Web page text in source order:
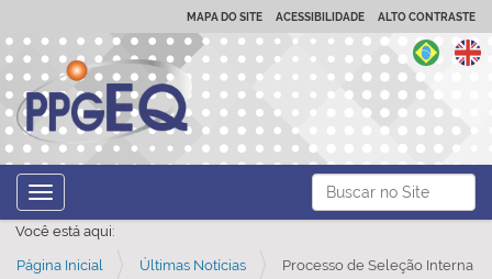
Busca
Busca Avançada…
MAPA DO SITE ACESSIBILIDADE ALTO CONTRASTE
Toggle navigation
Você está aqui:
Página Inicial Últimas Notícias
Processo de Seleção Interna